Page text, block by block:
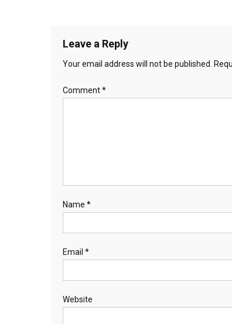
Leave a Reply
Your email address will not be published.
Comment*
Name *
Email *
Website